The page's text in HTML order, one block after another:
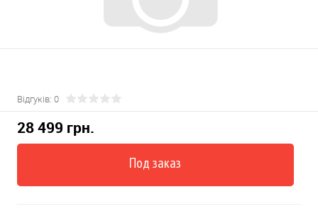
Відгуків: 0
28 499 грн.
Под заказ